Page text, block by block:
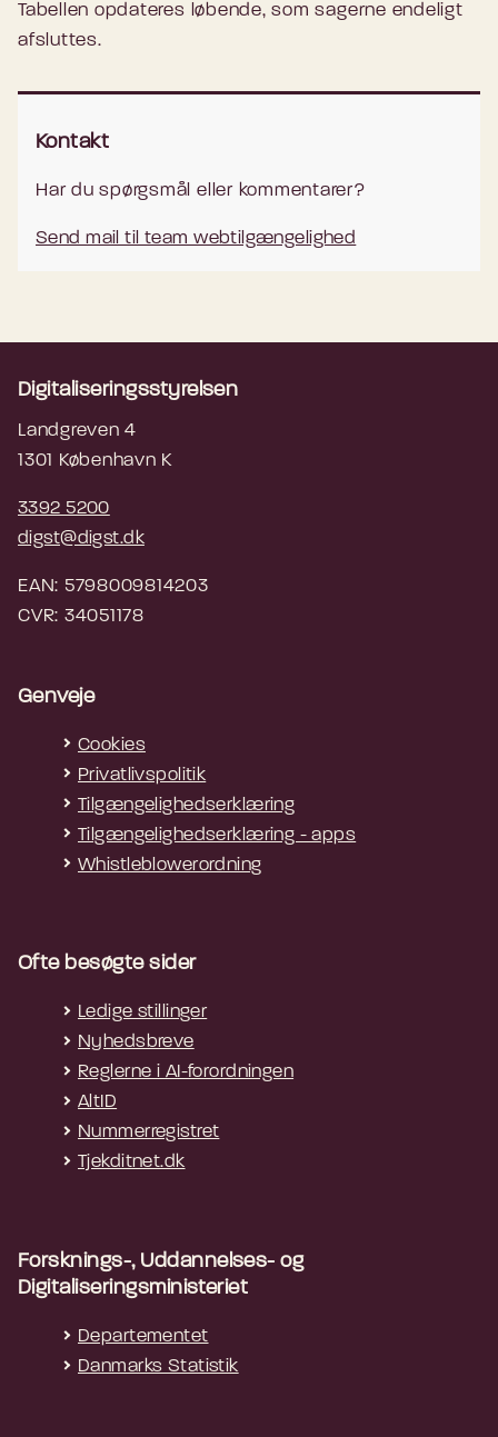
Tabellen opdateres løbende, som sagerne endeligt
afsluttes.
Kontakt
Har du spørgsmål eller kommentarer?
Send mail til team webtilgængelighed
Digitaliseringsstyrelsen
Landgreven 4
1301 København K
3392 5200
digst@digst.dk
EAN: 5798009814203
CVR: 34051178
Genveje
Cookies
Privatlivspolitik
Tilgængelighedserklæring
Tilgængelighedserklæring - apps
Whistleblowerordning
Ofte besøgte sider
Ledige stillinger
Nyhedsbreve
Reglerne i AI-forordningen
AltID
Nummerregistret
Tjekditnet.dk
Forsknings-, Uddannelses- og
Digitaliseringsministeriet
Departementet
Danmarks Statistik